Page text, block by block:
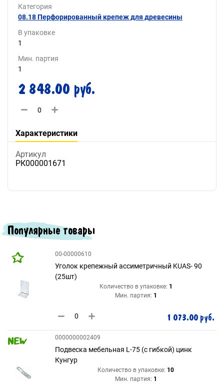
Категория
08.18 Перфорированный крепеж для древесины
В упаковке
1
Мин. партия
1
2 848.00 руб.
Характеристики
Артикул
РК000001671
Популярные товары
00-00000610
Уголок крепежный ассиметричный KUAS- 90
(25шт)
Количество в упаковке: 1
Мин. партия: 1
1 073.00 руб.
0000000002409
Подвеска мебельная L-75 (с гибкой) цинк
Кунгур
Количество в упаковке: 10
Мин. партия: 1